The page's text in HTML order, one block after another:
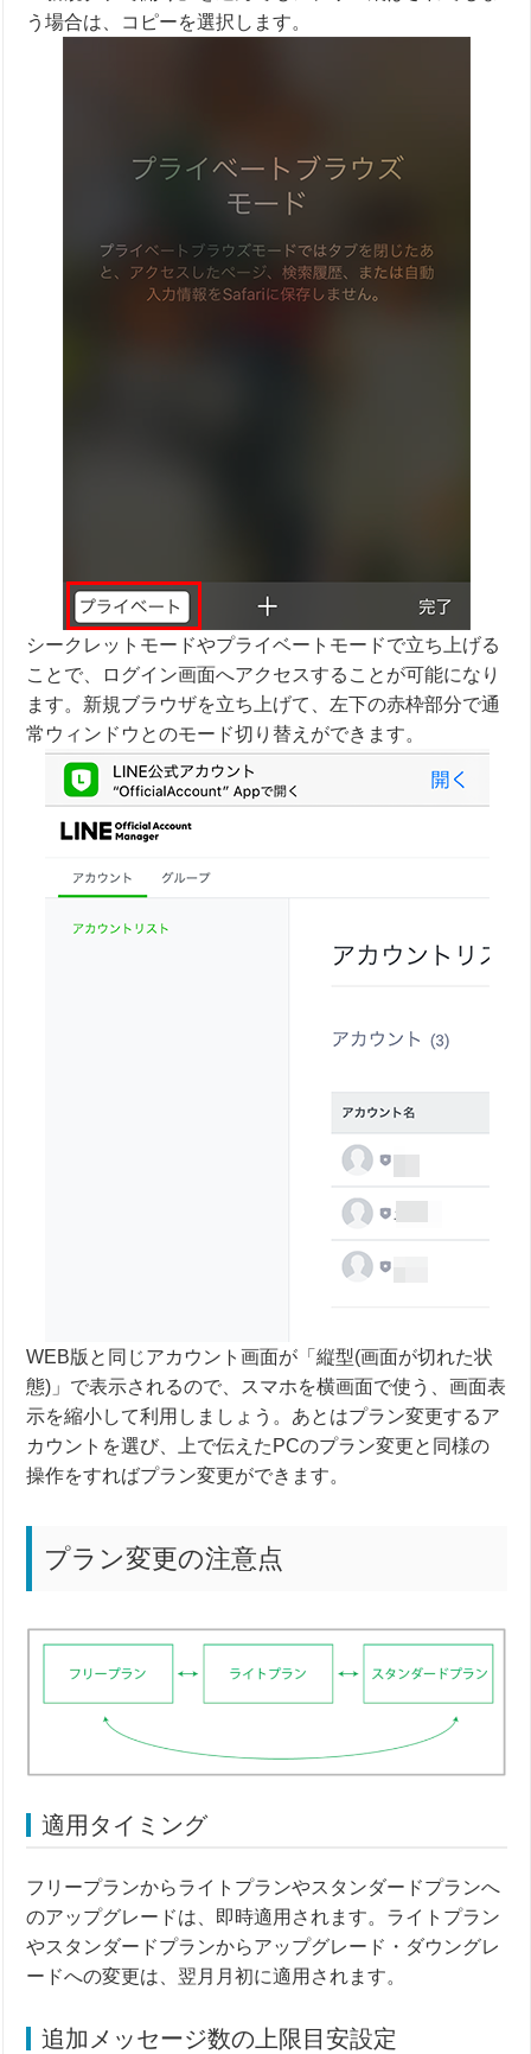
う場合は、コピーを選択します。
シークレットモードやプライベートモードで立ち上げる
ことで、ログイン画面へアクセスすることが可能になり
ます。新規ブラウザを立ち上げて、左下の赤枠部分で通
常ウィンドウとのモード切り替えができます。
WEB版と同じアカウント画面が「縦型(画面が切れた状
態)」で表示されるので、スマホを横画面で使う、画面表
示を縮小して利用しましょう。あとはプラン変更するア
カウントを選び、上で伝えたPCのプラン変更と同様の
操作をすればプラン変更ができます。
プラン変更の注意点
適用タイミング
フリープランからライトプランやスタンダードプランへ
のアップグレードは、即時適用されます。ライトプラン
やスタンダードプランからアップグレード・ダウングレ
ードへの変更は、翌月月初に適用されます。
追加メッセージ数の上限目安設定